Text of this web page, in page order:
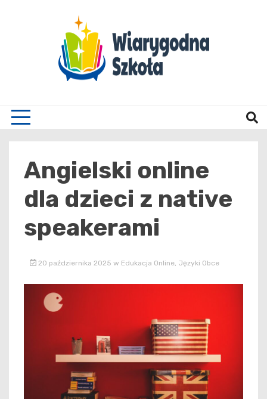
Angielski online
dla dzieci z native
speakerami
20 października 2025 w Edukacja Online, Języki Obce